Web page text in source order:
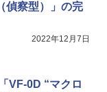
偵察型）」の完
2022年12月7日
VF-0D “マクロ